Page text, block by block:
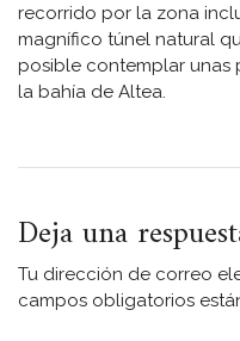
recorrido por la zona
magnífico túnel natural
posible contemplar unas
la bahía de Altea.
Deja una
Tu dirección de correo
campos obligatorios